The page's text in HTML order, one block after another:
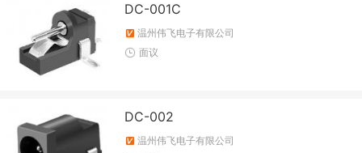
DC-001C
温州伟飞电子有限公司
面议
DC-002
温州伟飞电子有限公司